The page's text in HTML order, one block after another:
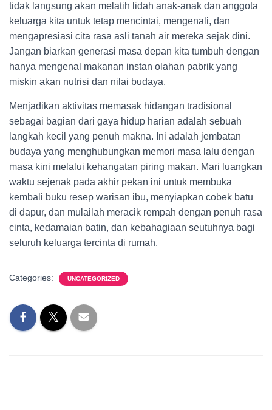
tidak langsung akan melatih lidah anak-anak dan anggota
keluarga kita untuk tetap mencintai, mengenali, dan
mengapresiasi cita rasa asli tanah air mereka sejak dini.
Jangan biarkan generasi masa depan kita tumbuh dengan
hanya mengenal makanan instan olahan pabrik yang
miskin akan nutrisi dan nilai budaya.
Menjadikan aktivitas memasak hidangan tradisional
sebagai bagian dari gaya hidup harian adalah sebuah
langkah kecil yang penuh makna. Ini adalah jembatan
budaya yang menghubungkan memori masa lalu dengan
masa kini melalui kehangatan piring makan. Mari luangkan
waktu sejenak pada akhir pekan ini untuk membuka
kembali buku resep warisan ibu, menyiapkan cobek batu
di dapur, dan mulailah meracik rempah dengan penuh rasa
cinta, kedamaian batin, dan kebahagiaan seutuhnya bagi
seluruh keluarga tercinta di rumah.
Categories: UNCATEGORIZED